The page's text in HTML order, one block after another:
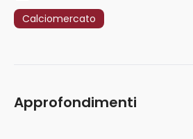
Calciomercato
Approfondimenti